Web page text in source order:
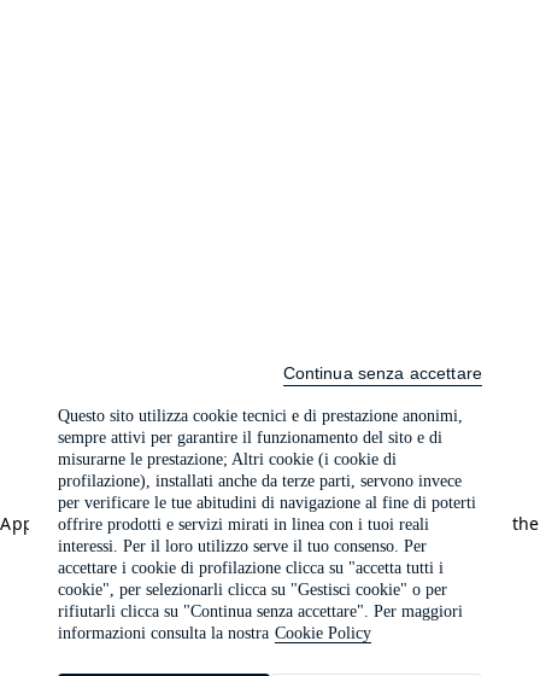
Application error: a client-side exception has occurred (see the
browser console for more information).
Questo sito utilizza cookie tecnici e di prestazione anonimi,
sempre attivi per garantire il funzionamento del sito e di
misurarne le prestazione; Altri cookie (i cookie di
profilazione), installati anche da terze parti, servono invece
per verificare le tue abitudini di navigazione al fine di poterti
offrire prodotti e servizi mirati in linea con i tuoi reali
interessi. Per il loro utilizzo serve il tuo consenso. Per
accettare i cookie di profilazione clicca su "accetta tutti i
cookie", per selezionarli clicca su "Gestisci cookie" o per
rifiutarli clicca su "Continua senza accettare". Per maggiori
informazioni consulta la nostra Cookie Policy
Continua senza accettare